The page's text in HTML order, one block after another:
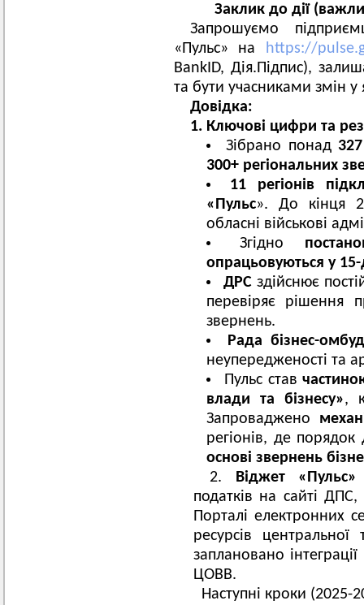
Заклик до дії
Запрошуємо
«Пульс» на https://
BankID, Дія.Підпис),
та бути учасниками змін у
Довідка:
1. Ключові цифри та
Зібрано понад
300+ регіональних
11 регіонів
«Пульс». До кінця
обласні військові
Згідно
опрацьовуються у
ДРС здійснює
перевіряє рішення
звернень.
Рада бізнес-
неупередженості та
Пульс став
влади та бізнесу»,
Запроваджено
регіонів, де
основі звернень
2. Віджет «Пульс»
податків на сайті ДПС,
Порталі електронних
ресурсів центральної
заплановано
ЦОВВ.
Наступні кроки (2025-